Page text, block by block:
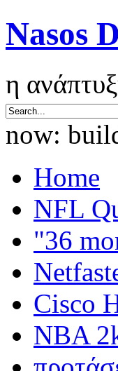
Nasos
η
now:
Home
NFL
"36
Cisco
NBA